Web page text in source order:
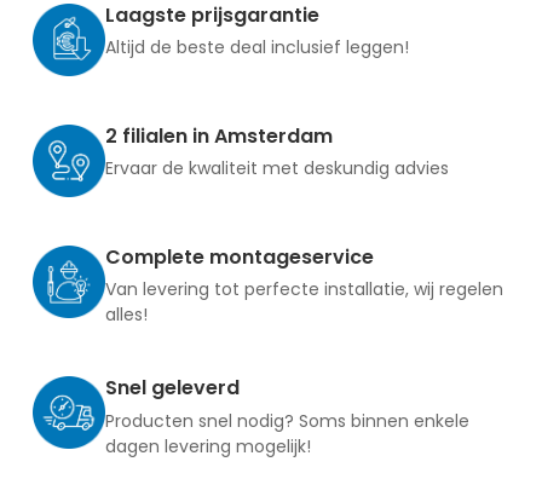
Laagste prijsgarantie
Altijd de beste deal inclusief leggen!
2 filialen in Amsterdam
Ervaar de kwaliteit met deskundig advies
Complete montageservice
Van levering tot perfecte installatie, wij regelen
alles!
Snel geleverd
Producten snel nodig? Soms binnen enkele
dagen levering mogelijk!